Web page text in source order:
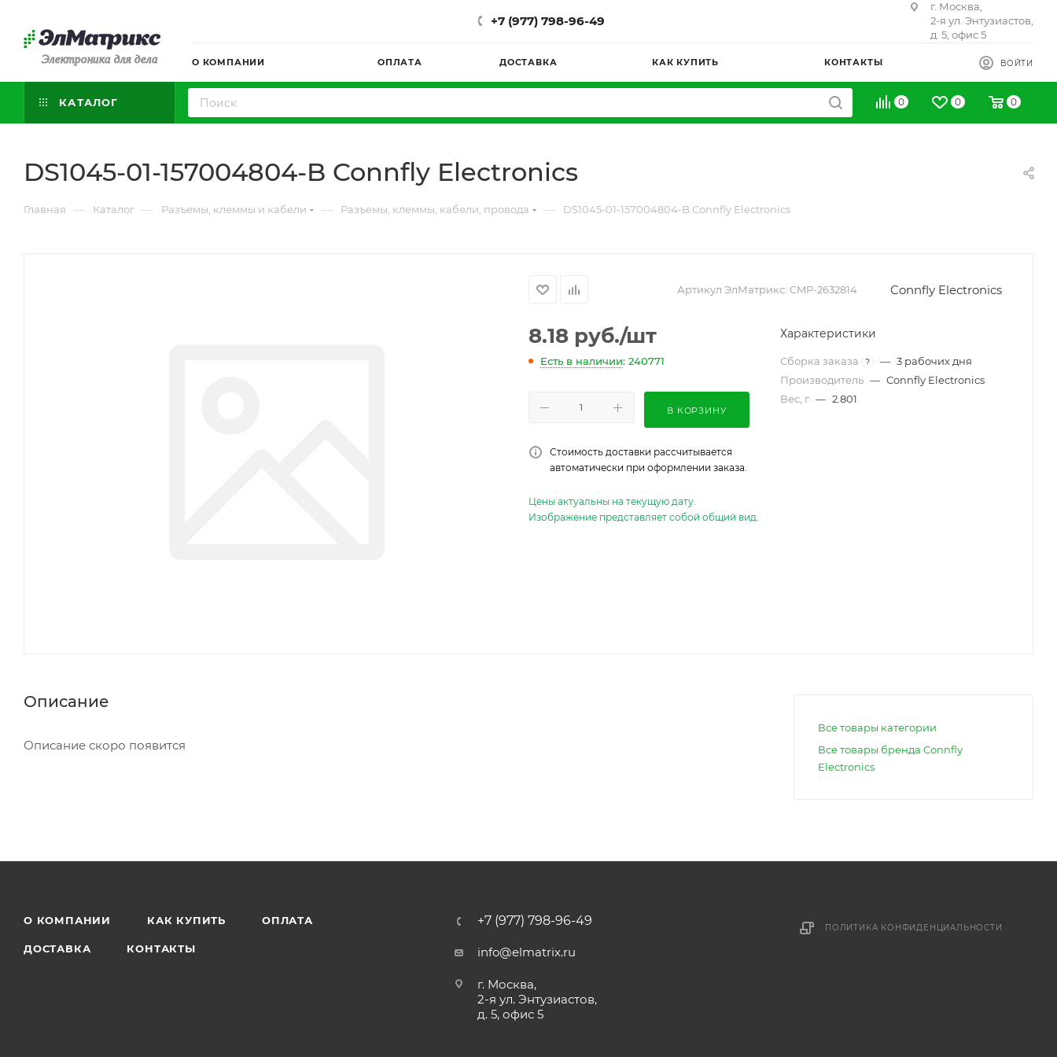
Электроника для дела
+7 (977) 798-96-49
г. Москва,
2-я ул. Энтузиастов,
д. 5, офис 5
О КОМПАНИИ ОПЛАТА ДОСТАВКА КАК КУПИТЬ КОНТАКТЫ ВОЙТИ
КАТАЛОГ 0 0 0
DS1045-01-157004804-B Connfly Electronics
Главная — Каталог — Разъемы, клеммы и кабели — Разъемы, клеммы, кабели, провода — DS1045-01-157004804-B Connfly Electronics
Артикул ЭлМатрикс: CMP-2632814 Connfly Electronics
8.18 руб./шт
Есть в наличии: 240771
В КОРЗИНУ
Стоимость доставки рассчитывается
автоматически при оформлении заказа.
Характеристики
Сборка заказа ? — 3 рабочих дня
Производитель — Connfly Electronics
Вес, г — 2.801
Цены актуальны на текущую дату.
Изображение представляет собой общий вид.
Описание
Описание скоро появится
Все товары категории
Все товары бренда Connfly
Electronics
О КОМПАНИИ КАК КУПИТЬ ОПЛАТА
ДОСТАВКА КОНТАКТЫ
+7 (977) 798-96-49
info@elmatrix.ru
г. Москва,
2-я ул. Энтузиастов,
д. 5, офис 5
ПОЛИТИКА КОНФИДЕНЦИАЛЬНОСТИ